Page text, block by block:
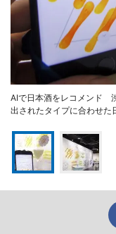
AIで日本酒をレコメンド
出されたタイプに合わせた